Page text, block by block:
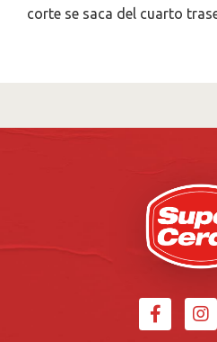
corte se saca del cuarto